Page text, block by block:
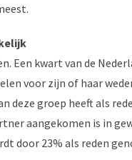
Een kwart van de
voor zijn of haar
deze groep heeft als
aangekomen is in
door 23% als reden